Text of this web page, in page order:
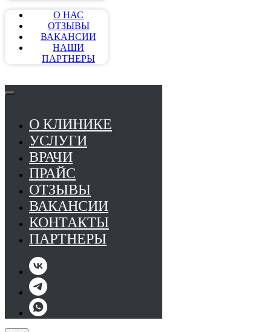
О НАС
ОТЗЫВЫ
ВАКАНСИИ
НАШИ
ПАРТНЕРЫ
О КЛИНИКЕ
УСЛУГИ
ВРАЧИ
ПРАЙС
ОТЗЫВЫ
ВАКАНСИИ
КОНТАКТЫ
ПАРТНЕРЫ